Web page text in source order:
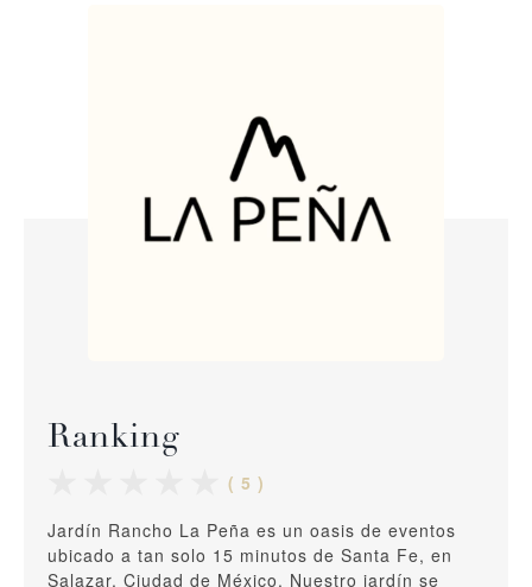
Ranking
( 5 )
Jardín Rancho La Peña es un oasis de eventos
ubicado a tan solo 15 minutos de Santa Fe, en
Salazar, Ciudad de México. Nuestro jardín se